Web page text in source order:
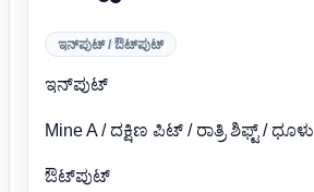
ಇನ್‌ಪುಟ್ / ಔಟ್‌ಪುಟ್
ಇನ್‌ಪುಟ್
Mine A / ದಕ್ಷಿಣ ಪಿಟ್ / ರಾತ್ರಿ ಶಿಫ್ಟ್ / ಧೂಳು
ಔಟ್‌ಪುಟ್